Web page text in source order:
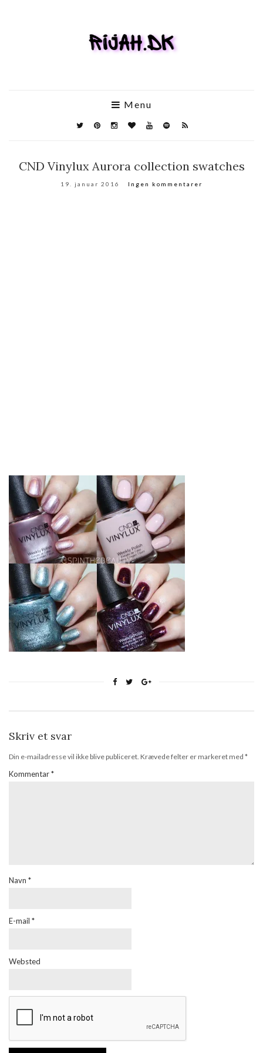
Menu
CND Vinylux Aurora collection swatches
19. januar 2016 Ingen kommentarer
Skriv et svar
Din e-mailadresse vil ikke blive publiceret. Krævede felter er markeret med *
Kommentar*
Navn *
E-mail *
Websted